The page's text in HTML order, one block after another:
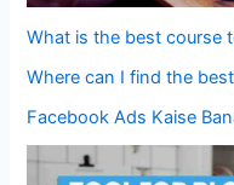
What is the best course
Where can I find the
Facebook Ads Kaise